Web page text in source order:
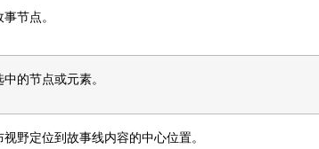
事节点。
中的节点或元素。
视野定位到故事线内容的中心位置。